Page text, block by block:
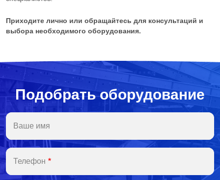
Приходите лично или обращайтесь для консультаций и
выбора необходимого оборудования.
Подобрать оборудование
Ваше имя
Телефон